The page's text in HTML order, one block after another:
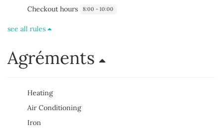
Checkout hours 8:00 - 10:00
see all rules
Agréments
Heating
Air Conditioning
Iron